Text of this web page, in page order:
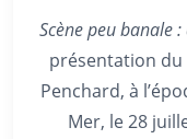
Scène peu banale
présentation du
Penchard, à
Mer, le 28